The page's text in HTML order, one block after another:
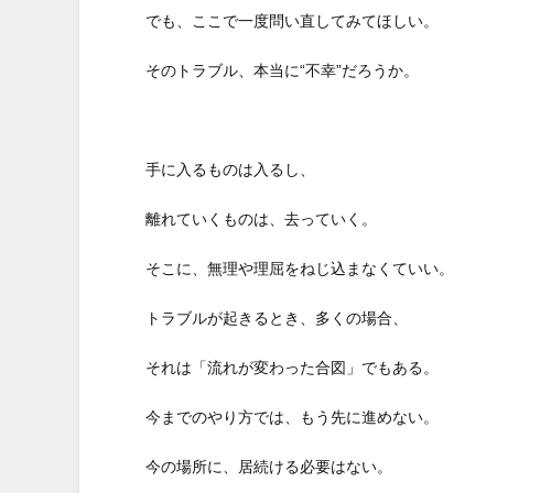
でも、ここで一度問い直してみてほしい。
そのトラブル、本当に“不幸”だろうか。
手に入るものは入るし、
離れていくものは、去っていく。
そこに、無理や理屈をねじ込まなくていい。
トラブルが起きるとき、多くの場合、
それは「流れが変わった合図」でもある。
今までのやり方では、もう先に進めない。
今の場所に、居続ける必要はない。